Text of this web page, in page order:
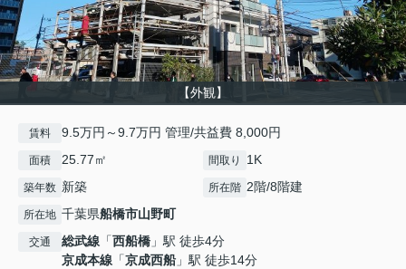
【外観】
賃料 9.5万円～9.7万円 管理/共益費 8,000円
面積 25.77㎡ 間取り 1K
築年数 新築 所在階 2階/8階建
所在地 千葉県船橋市山野町
交通 総武線 「西船橋 」駅 徒歩4分
京成本線 「京成西船」駅 徒歩14分